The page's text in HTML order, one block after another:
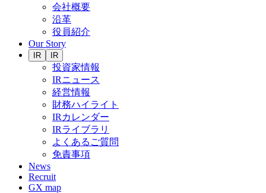
会社概要
沿革
役員紹介
Our Story
IR IR
投資家情報
IRニュース
経営情報
財務ハイライト
IRカレンダー
IRライブラリ
よくあるご質問
免責事項
News
Recruit
GX map